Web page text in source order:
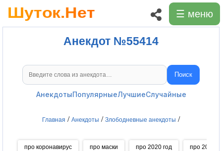
☰ меню
Анекдот №55414
Поиск анекдотов Поиск
АнекдотыПопулярныеЛучшиеСлучайные
Главная / Анекдоты / Злободневные анекдоты /
про коронавирус про маски про 2020 год про 2021